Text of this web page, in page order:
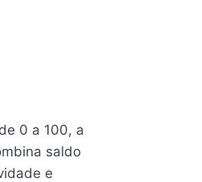
0 a 100, a
saldo
e